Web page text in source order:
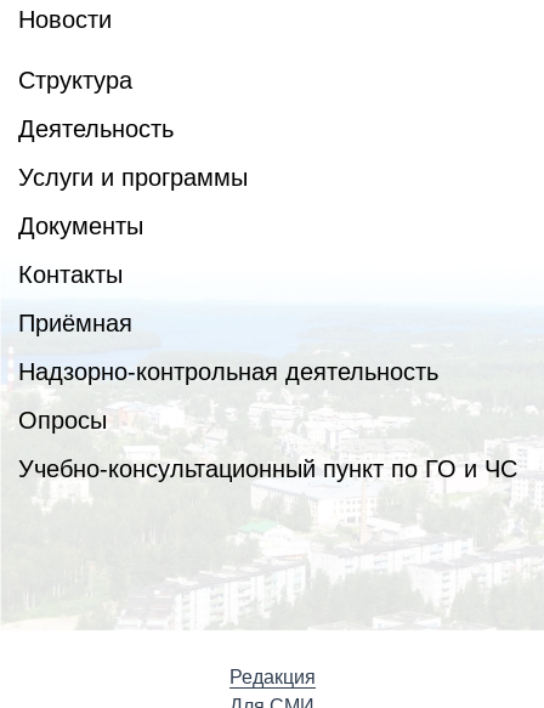
Новости
Структура
Деятельность
Услуги и программы
Документы
Контакты
Приёмная
Надзорно-контрольная деятельность
Опросы
Учебно-консультационный пункт по ГО и ЧС
Редакция